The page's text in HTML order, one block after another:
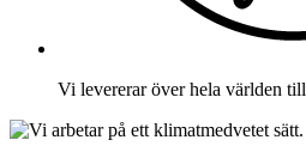
Vi levererar över hela världen till